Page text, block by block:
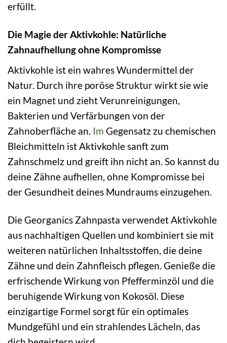
erfüllt.
Die Magie der Aktivkohle: Natürliche
Zahnaufhellung ohne Kompromisse
Aktivkohle ist ein wahres Wundermittel der
Natur. Durch ihre poröse Struktur wirkt sie wie
ein Magnet und zieht Verunreinigungen,
Bakterien und Verfärbungen von der
Zahnoberfläche an. Im Gegensatz zu chemischen
Bleichmitteln ist Aktivkohle sanft zum
Zahnschmelz und greift ihn nicht an. So kannst du
deine Zähne aufhellen, ohne Kompromisse bei
der Gesundheit deines Mundraums einzugehen.
Die Georganics Zahnpasta verwendet Aktivkohle
aus nachhaltigen Quellen und kombiniert sie mit
weiteren natürlichen Inhaltsstoffen, die deine
Zähne und dein Zahnfleisch pflegen. Genieße die
erfrischende Wirkung von Pfefferminzöl und die
beruhigende Wirkung von Kokosöl. Diese
einzigartige Formel sorgt für ein optimales
Mundgefühl und ein strahlendes Lächeln, das